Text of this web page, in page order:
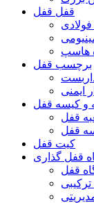
قفل قفل
هاسپ
برچسب قفل
ایمنی
و کیسه قفل
قفل
قفل
کیت قفل
قفل گذاری
قفل
ترکیبی